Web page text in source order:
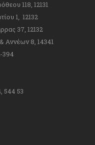
118, 12131
1, 12132
37, 12132
Αννέων 8, 14341
394
544 53